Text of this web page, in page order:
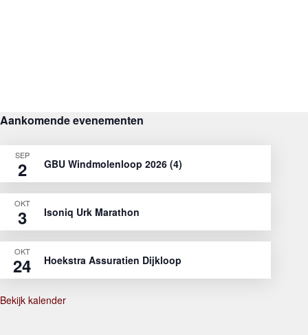
Aankomende evenementen
SEP
2 GBU Windmolenloop 2026 (4)
OKT
3 Isoniq Urk Marathon
OKT
24 Hoekstra Assuratien Dijkloop
Bekijk kalender